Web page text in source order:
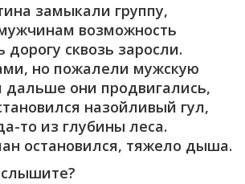
замыкали группу,
возможность
сквозь заросли.
но пожалели мужскую
дальше они продвигались,
назойливый гул,
то из глубины леса.
остановился, тяжело дыша.